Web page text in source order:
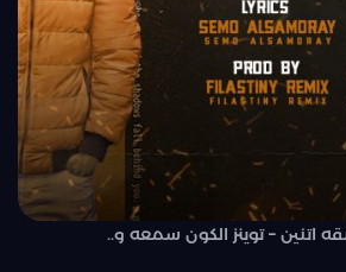
اتنين – توينز الكون سمعه و..